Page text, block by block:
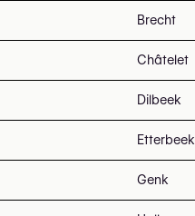
Brecht
Châtelet
Dilbeek
Etterbeek
Genk